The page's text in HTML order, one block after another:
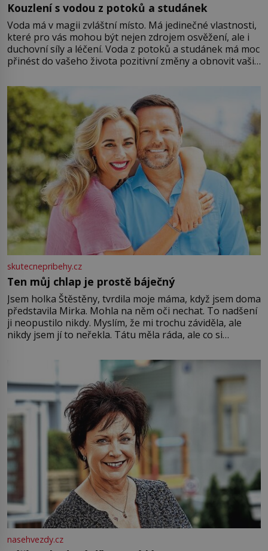
Kouzlení s vodou z potoků a studánek
Voda má v magii zvláštní místo. Má jedinečné vlastnosti,
které pro vás mohou být nejen zdrojem osvěžení, ale i
duchovní síly a léčení. Voda z potoků a studánek má moc
přinést do vašeho života pozitivní změny a obnovit vaši
můžete obohatit své rituály a přinést do svého života
větší harmonii a klid. Je důležité
skutecnepribehy.cz
Ten můj chlap je prostě báječný
Jsem holka Štěstěny, tvrdila moje máma, když jsem doma
představila Mirka. Mohla na něm oči nechat. To nadšení
ji neopustilo nikdy. Myslím, že mi trochu záviděla, ale
nikdy jsem jí to neřekla. Tátu měla ráda, ale co si
Jsme spolu moc rádi Tehdy byla jiná doba, když
nasehvezdy.cz